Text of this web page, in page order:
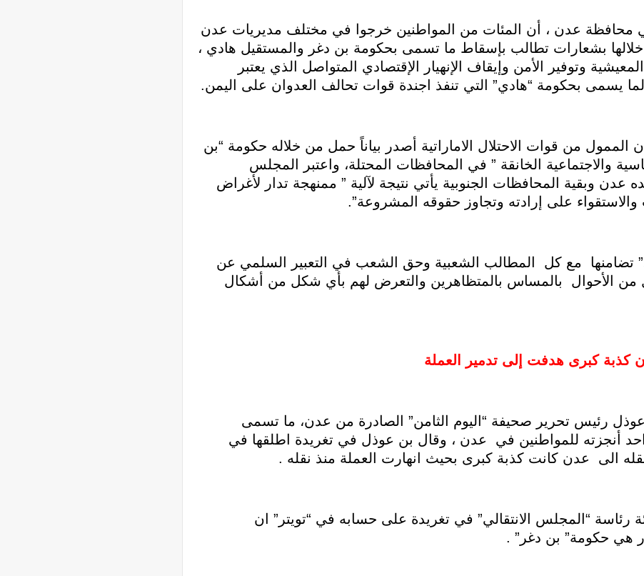
محافظة عدن ، أن المئات من المواطنين خرجوا في مختلف مديريات عدن
بشعارات تطالب بإسقاط ما تسمى بحكومة بن دغر والمستقيل هادي ،
وتوفير الأمن وإيقاف الإنهيار الإقتصادي المتواصل الذي يعتبر
لما يسمى بحكومة “هادي” التي تنفذ اجندة قوات تحالف العدوان على اليمن.
من قوات الاحتلال الاماراتية أصدر بياناً حمل من خلاله حكومة “بن
والاجتماعية الخانقة ” في المحافظات المحتلة، واعتبر المجلس
عدن وبقية المحافظات الجنوبية يأتي نتيجة لآلية ” ممنهجة تدار لأغراض
على إرادته وتجاوز حقوقه المشروعة”.
تضامنها مع كل المطالب الشعبية وحق الشعب في التعبير السلمي عن
من الأحوال بالمساس بالمتظاهرين والتعرض لهم بأي شكل من أشكال
كذبة كبرى هدفت إلى تدمير العملة
رئيس تحرير صحيفة “اليوم الثامن” الصادرة من عدن، ما تسمى
أنجزته للمواطنين في عدن ، وقال بن عوذل في تغريدة اطلقها في
الى عدن كانت كذبة كبرى بحيث انهارت العملة منذ نقله .
“المجلس الانتقالي” في تغريدة على حسابه في “تويتر” ان
هي حكومة” بن دغر” .